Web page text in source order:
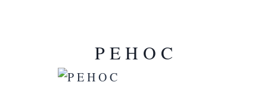
P E H O C